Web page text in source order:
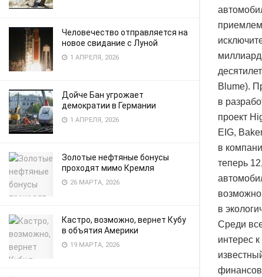
Человечество отправляется на
новое свидание с Луной
1 АПРЕЛЯ, 2026
Дойче Бан угрожает
демократии в Германии
1 АПРЕЛЯ, 2026
Золотые нефтяные бонусы
проходят мимо Кремля
26 МАРТА, 2026
Кастро, возможно, вернет Кубу
в объятия Америки
19 МАРТА, 2026
Blume).
в
проект
EIG,
в
теперь
возможно
в
Среди
интерес